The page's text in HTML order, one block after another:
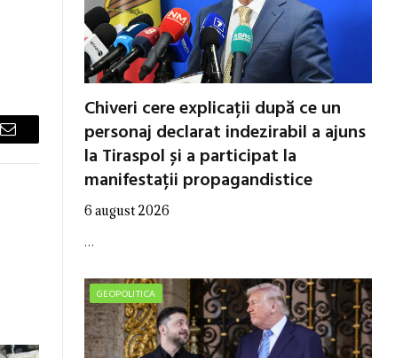
Email
Chiveri cere explicații după ce un
personaj declarat indezirabil a ajuns
la Tiraspol și a participat la
manifestații propagandistice
6 august 2026
…
GEOPOLITICA